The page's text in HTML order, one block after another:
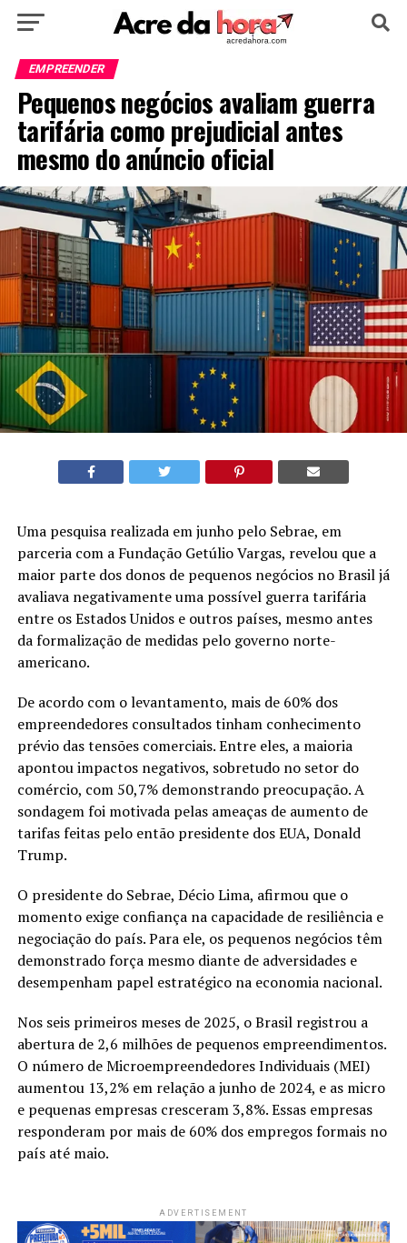
HOME
EDUCAÇÃO NOTÍCIA MUNDO
EMPREENDER
Pequenos negócios avaliam guerra
tarifária como prejudicial antes
mesmo do anúncio oficial
Uma pesquisa realizada em junho pelo Sebrae, em
parceria com a Fundação Getúlio Vargas, revelou que a
maior parte dos donos de pequenos negócios no Brasil já
avaliava negativamente uma possível guerra tarifária
entre os Estados Unidos e outros países, mesmo antes
da formalização de medidas pelo governo norte-
americano.
De acordo com o levantamento, mais de 60% dos
empreendedores consultados tinham conhecimento
prévio das tensões comerciais. Entre eles, a maioria
apontou impactos negativos, sobretudo no setor do
comércio, com 50,7% demonstrando preocupação. A
sondagem foi motivada pelas ameaças de aumento de
tarifas feitas pelo então presidente dos EUA, Donald
Trump.
O presidente do Sebrae, Décio Lima, afirmou que o
momento exige confiança na capacidade de resiliência e
negociação do país. Para ele, os pequenos negócios têm
demonstrado força mesmo diante de adversidades e
desempenham papel estratégico na economia nacional.
Nos seis primeiros meses de 2025, o Brasil registrou a
abertura de 2,6 milhões de pequenos empreendimentos.
O número de Microempreendedores Individuais (MEI)
aumentou 13,2% em relação a junho de 2024, e as micro
e pequenas empresas cresceram 3,8%. Essas empresas
responderam por mais de 60% dos empregos formais no
país até maio.
ADVERTISEMENT